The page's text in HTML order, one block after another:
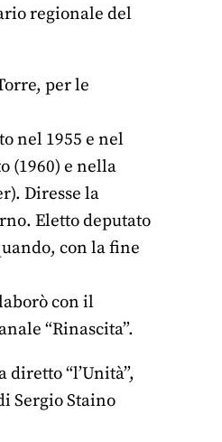
regionale del
per le
nel 1955 e nel
(1960) e nella
Diresse la
Eletto deputato
con la fine
con il
“Rinascita”.
“l’Unità”,
Sergio Staino